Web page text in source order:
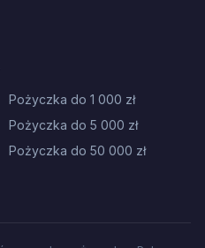
Pożyczka do 1 000 zł
Pożyczka do 5 000 zł
Pożyczka do 50 000 zł